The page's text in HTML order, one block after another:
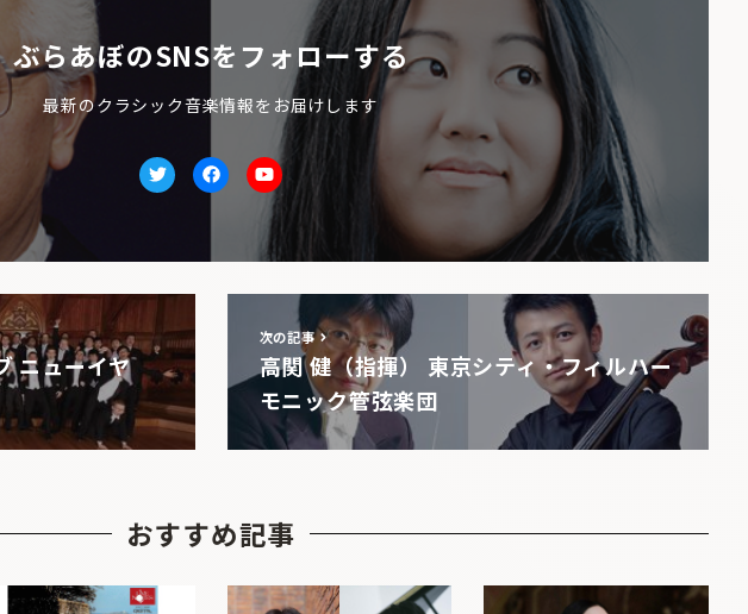
ぶらあぼのSNSをフォローする
最新のクラシック音楽情報をお届けします
TwitterfacebookYoutube
ニューイヤ
次の記事
高関 健（指揮） 東京シティ・フィルハー
モニック管弦楽団
おすすめ記事